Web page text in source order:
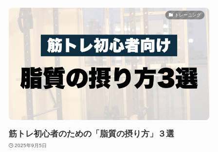
トレーニング
筋トレ初心者のための「脂質の摂り方」３選
2025年9月5日